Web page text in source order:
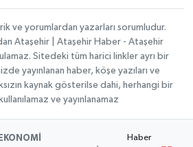
ve yorumlardan yazarları sorumludur.
Ataşehir | Ataşehir Haber - Ataşehir
Sitedeki tüm harici linkler ayrı bir
yayınlanan haber, köşe yazıları ve
kaynak gösterilse dahi, herhangi bir
ve yayınlanamaz
EKONOMİ
Haber